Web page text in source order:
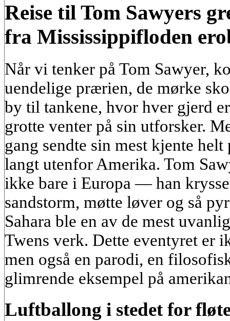
Reise til Tom Sawyers
fra Mississippifloden
Når vi tenker på Tom Sawyer,
uendelige prærien, de mørke
by til tankene, hvor hver gjerd
grotte venter på sin utforsker.
gang sendte sin mest kjente
langt utenfor Amerika. Tom
ikke bare i Europa — han
sandstorm, møtte løver og så
Sahara ble en av de mest
Twens verk. Dette eventyret er
men også en parodi, en
glimrende eksempel på
Luftballong i stedet for